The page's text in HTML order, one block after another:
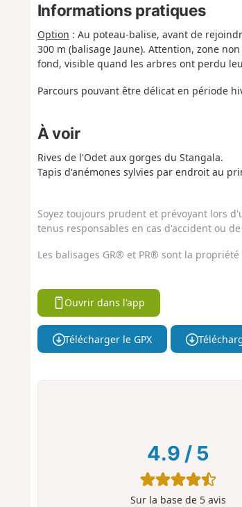
Informations pratiques
Option : Au poteau-balise, avant de
300 m (balisage Jaune). Attention, zone
fond, visible quand les arbres ont perdu
Parcours pouvant être délicat en période
À voir
Rives de l'Odet aux gorges du Stangala.
Tapis d'anémones sylvies par endroit au
Soyez toujours prudent et prévoyant lors
tenus responsables en cas d'accident ou
Les balisages GR® et PR® sont la
Ouvrir dans l'app
Télécharger le GPX
4.9 / 5
Sur la base de 5avis